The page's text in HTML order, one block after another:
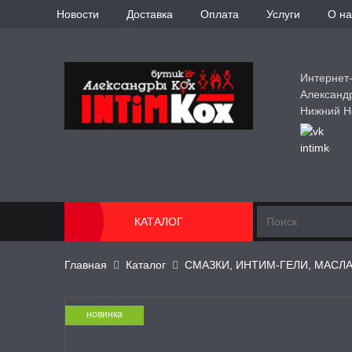
Новости Доставка Оплата Услуги О
Нижний
КАТАЛОГ
Главная Каталог СМАЗКИ, ИНТИМ-ГЕЛИ,
новинка